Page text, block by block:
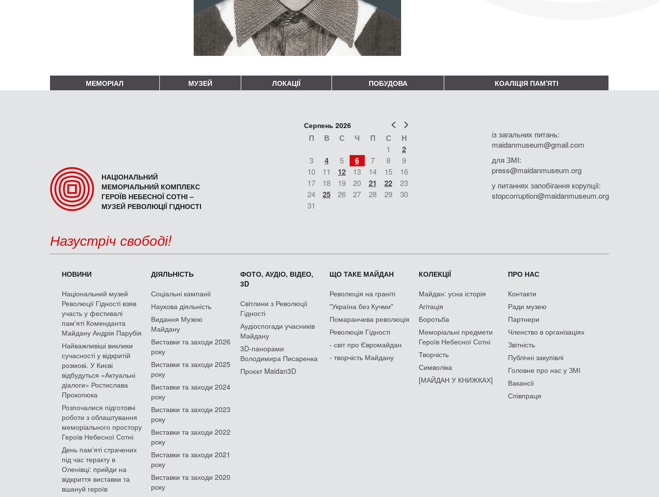
МЕМОРІАЛ МУЗЕЙ ЛОКАЦІЇ ПОБУДОВА КОАЛІЦІЯ ПАМ'ЯТІ
НАЦІОНАЛЬНИЙ
МЕМОРІАЛЬНИЙ КОМПЛЕКС
ГЕРОЇВ НЕБЕСНОЇ СОТНІ –
МУЗЕЙ РЕВОЛЮЦІЇ ГІДНОСТІ
Попер
Серпень 2026
П В С Ч П С Н
1 2
3 4 5 6 7 8
9
10
11 12 13 14 15
16
17
18 19 20 21 22
23
24
25 26 27 28 29
30
31
із загальних питань:
maidanmuseum@gmail.com
для ЗМІ:
press@maidanmuseum.org
у питаннях запобігання корупції:
stopcorruption@maidanmuseum.org
Назустріч свободі!
НОВИНИ
Національний музей
Революції Гідності взяв
участь у фестивалі
пам'яті Коменданта
Майдану Андрія Парубія
Найважливіші виклики
сучасності у відкритій
розмові. У Києві
відбудуться «Актуальні
діалоги» Ростислава
Прокопюка
Розпочалися підготовчі
роботи з облаштування
меморіального простору
Героїв Небесної Сотні
День памʼяті страчених
під час теракту в
Оленівці: прийди на
відкриття виставки та
вшануй героїв
ДІЯЛЬНІСТЬ
Соціальні кампанії
Наукова діяльність
Видання Музею
Майдану
Виставки та заходи 2026
року
Виставки та заходи 2025
року
Виставки та заходи 2024
року
Виставки та заходи 2023
року
Виставки та заходи 2022
року
Виставки та заходи 2021
року
Виставки та заходи 2020
року
ФОТО, АУДІО, ВІДЕО,
3D
Світлини з Революції
Гідності
Аудіоспогади учасників
Майдану
3D-панорами
Володимира Писаренка
Проєкт Maidan3D
ЩО ТАКЕ МАЙДАН
Революція на граніті
"Україна без Кучми"
Помаранчева революція
Революція Гідності
- світ про Євромайдан
- творчість Майдану
КОЛЕКЦІЇ
Майдан: усна історія
Агітація
Боротьба
Меморіальні предмети
Героїв Небесної Сотні
Творчість
Символіка
[МАЙДАН У КНИЖКАХ]
ПРО НАС
Контакти
Ради музею
Партнери
Членство в організаціях
Звітність
Публічні закупівлі
Головне про нас у ЗМІ
Вакансії
Співпраця